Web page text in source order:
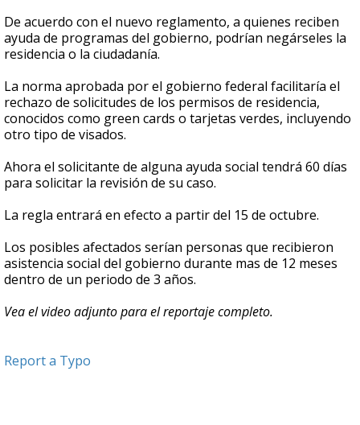
seconds
De acuerdo con el nuevo reglamento, a quienes reciben
ayuda de programas del gobierno, podrían negárseles la
residencia o la ciudadanía.
La norma aprobada por el gobierno federal facilitaría el
rechazo de solicitudes de los permisos de residencia,
conocidos como green cards o tarjetas verdes, incluyendo
otro tipo de visados.
Ahora el solicitante de alguna ayuda social tendrá 60 días
para solicitar la revisión de su caso.
La regla entrará en efecto a partir del 15 de octubre.
Los posibles afectados serían personas que recibieron
asistencia social del gobierno durante mas de 12 meses
dentro de un periodo de 3 años.
Vea el video adjunto para el reportaje completo.
Report a Typo